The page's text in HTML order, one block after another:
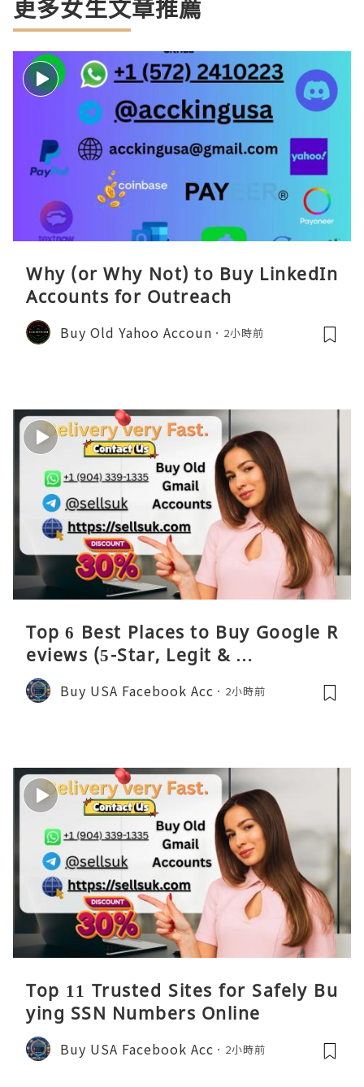
更多女生文章推薦
Why (or Why Not) to Buy LinkedIn
Accounts for Outreach
Buy Old Yahoo Accoun 2小時前
Top 6 Best Places to Buy Google R
eviews (5-Star, Legit & …
Buy USA Facebook Acc 2小時前
Top 11 Trusted Sites for Safely Bu
ying SSN Numbers Online
Buy USA Facebook Acc 2小時前